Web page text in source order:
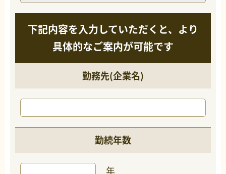
下記内容を入力していただくと、より
具体的なご案内が可能です
勤務先(企業名)
勤続年数
年